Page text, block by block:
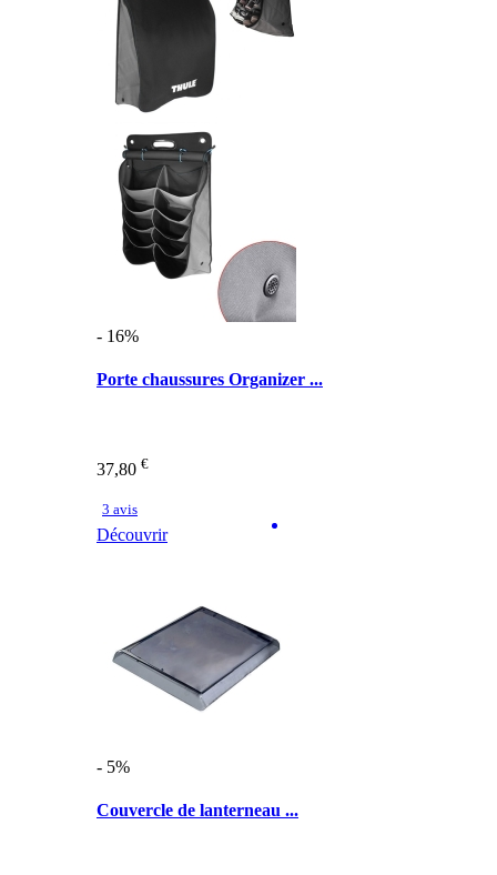
- 16%
Porte chaussures Organizer ...
37,80 €
3 avis
Découvrir
- 5%
Couvercle de lanterneau ...